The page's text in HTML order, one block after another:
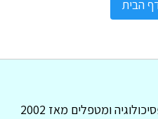
הבית
ומטפלים מאז 2002